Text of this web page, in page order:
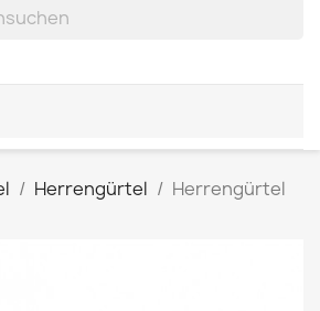
Herrengürtel
Herrengürtel